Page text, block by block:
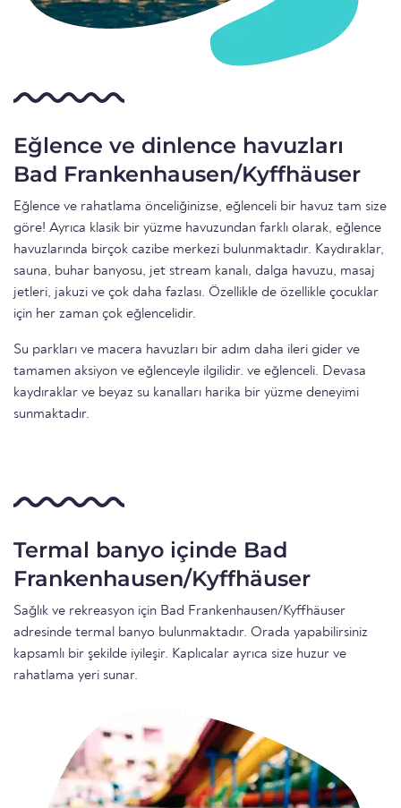
Eğlence ve dinlence havuzları
Bad Frankenhausen/Kyffhäuser
Eğlence ve rahatlama önceliğinizse, eğlenceli bir havuz tam size
göre! Ayrıca klasik bir yüzme havuzundan farklı olarak, eğlence
havuzlarında birçok cazibe merkezi bulunmaktadır. Kaydıraklar,
sauna, buhar banyosu, jet stream kanalı, dalga havuzu, masaj
jetleri, jakuzi ve çok daha fazlası. Özellikle de özellikle çocuklar
için her zaman çok eğlencelidir.
Su parkları ve macera havuzları bir adım daha ileri gider ve
tamamen aksiyon ve eğlenceyle ilgilidir. ve eğlenceli. Devasa
kaydıraklar ve beyaz su kanalları harika bir yüzme deneyimi
sunmaktadır.
Termal banyo içinde Bad
Frankenhausen/Kyffhäuser
Sağlık ve rekreasyon için Bad Frankenhausen/Kyffhäuser
adresinde termal banyo bulunmaktadır. Orada yapabilirsiniz
kapsamlı bir şekilde iyileşir. Kaplıcalar ayrıca size huzur ve
rahatlama yeri sunar.